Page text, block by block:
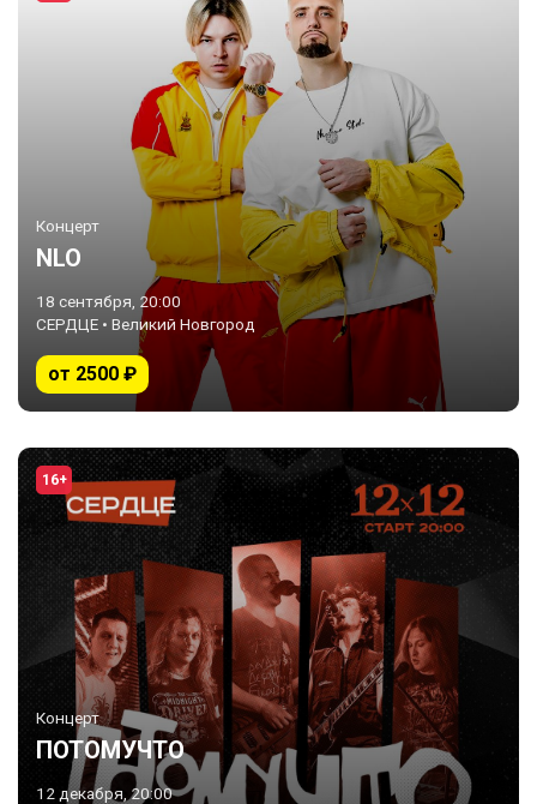
Концерт
NLO
18 сентября, 20:00
СЕРДЦЕ • Великий Новгород
от 2500 ₽
16+
Концерт
ПОТОМУЧТО
12 декабря, 20:00